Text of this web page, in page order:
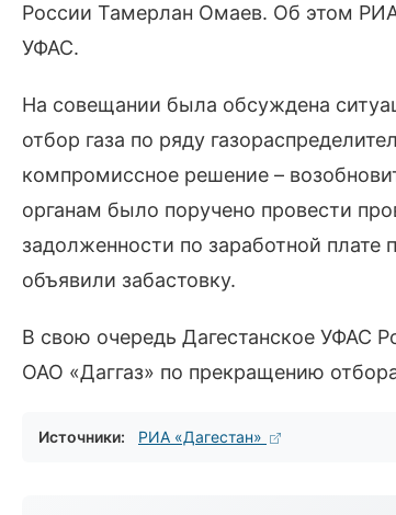
России Тамерлан Омаев. Об этом РИА
УФАС.
На совещании была обсуждена
отбор газа по ряду
компромиссное решение –
органам было поручено провести
задолженности по заработной плате
объявили забастовку.
В свою очередь Дагестанское УФАС
ОАО «Даггаз» по прекращению
Источники: РИА «Дагестан»